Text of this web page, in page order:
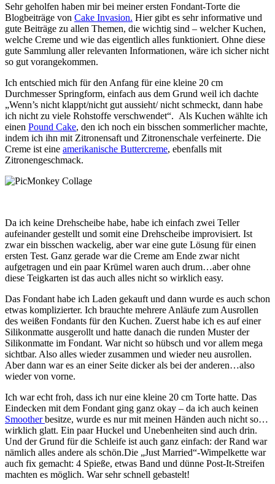
Sehr geholfen haben mir bei meiner ersten Fondant-Torte die
Blogbeiträge von Cake Invasion. Hier gibt es sehr informative und
gute Beiträge zu allen Themen, die wichtig sind – welcher Kuchen,
welche Creme und wie das eigentlich alles funktioniert. Ohne diese
gute Sammlung aller relevanten Informationen, wäre ich sicher nicht
so gut vorangekommen.
Ich entschied mich für den Anfang für eine kleine 20 cm
Durchmesser Springform, einfach aus dem Grund weil ich dachte
„Wenn’s nicht klappt/nicht gut aussieht/ nicht schmeckt, dann habe
ich nicht zu viele Rohstoffe verschwendet“. Als Kuchen wählte ich
einen Pound Cake, den ich noch ein bisschen sommerlicher machte,
indem ich ihn mit Zitronensaft und Zitronenschale verfeinerte. Die
Creme ist eine amerikanische Buttercreme, ebenfalls mit
Zitronengeschmack.
Da ich keine Drehscheibe habe, habe ich einfach zwei Teller
aufeinander gestellt und somit eine Drehscheibe improvisiert. Ist
zwar ein bisschen wackelig, aber war eine gute Lösung für einen
ersten Test. Ganz gerade war die Creme am Ende zwar nicht
aufgetragen und ein paar Krümel waren auch drum…aber ohne
diese Teigkarten ist das auch alles nicht so wirklich easy.
Das Fondant habe ich Laden gekauft und dann wurde es auch schon
etwas komplizierter. Ich brauchte mehrere Anläufe zum Ausrollen
des weißen Fondants für den Kuchen. Zuerst habe ich es auf einer
Silikonmatte ausgerollt und hatte danach die runden Muster der
Silikonmatte im Fondant. War nicht so hübsch und vor allem mega
sichtbar. Also alles wieder zusammen und wieder neu ausrollen.
Aber dann war es an einer Seite dicker als bei der anderen…also
wieder von vorne.
Ich war echt froh, dass ich nur eine kleine 20 cm Torte hatte. Das
Eindecken mit dem Fondant ging ganz okay – da ich auch keinen
Smootherbesitze, wurde es nur mit meinen Händen auch nicht so…
wirklich glatt. Ein paar Huckel und Unebenheiten sind auch drin.
Und der Grund für die Schleife ist auch ganz einfach: der Rand war
nämlich alles andere als schön.Die „Just Married“-Wimpelkette war
auch fix gemacht: 4 Spieße, etwas Band und dünne Post-It-Streifen
machten es möglich. War sehr schnell gebastelt!